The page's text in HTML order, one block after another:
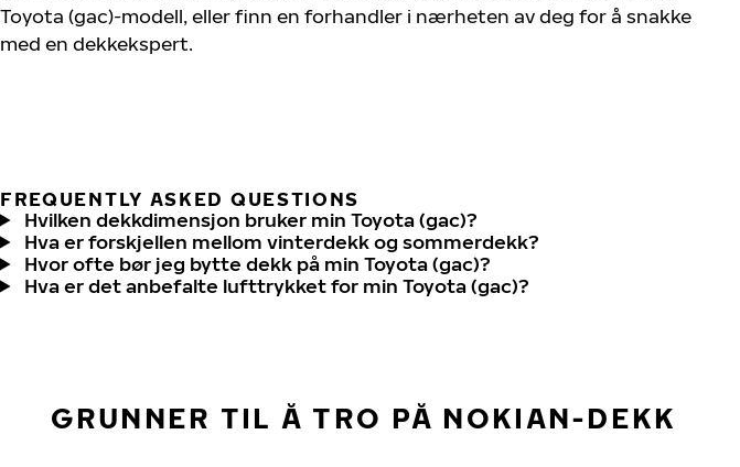
Toyota (gac)-modell, eller finn en forhandler i nærheten av deg for å snakke
med en dekkekspert.
FREQUENTLY ASKED QUESTIONS
Hvilken dekkdimensjon bruker min Toyota (gac)?
Hva er forskjellen mellom vinterdekk og sommerdekk?
Hvor ofte bør jeg bytte dekk på min Toyota (gac)?
Hva er det anbefalte lufttrykket for min Toyota (gac)?
GRUNNER TIL Å TRO PÅ NOKIAN-DEKK